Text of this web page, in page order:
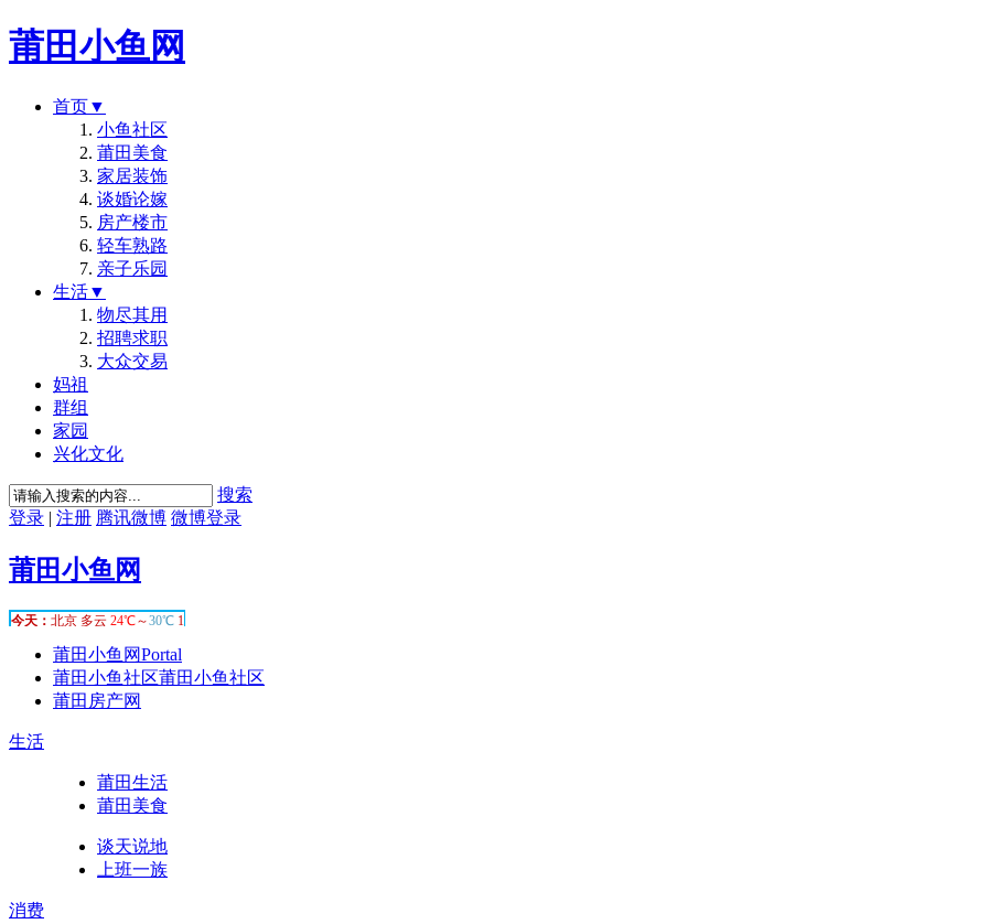
莆田小鱼网
首页▼
小鱼社区
莆田美食
家居装饰
谈婚论嫁
房产楼市
轻车熟路
亲子乐园
生活▼
物尽其用
招聘求职
大众交易
妈祖
群组
家园
兴化文化
搜索
登录 | 注册 腾讯微博 微博登录
莆田小鱼网
莆田小鱼网Portal
莆田小鱼社区莆田小鱼社区
莆田房产网
生活
莆田生活
莆田美食
谈天说地
上班一族
消费